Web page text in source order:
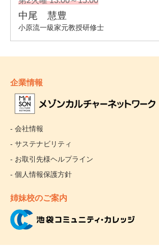
企業情報
- 会社情報
- サステナビリティ
- お取引先様ヘルプライン
- 個人情報保護方針
姉妹校のご案内